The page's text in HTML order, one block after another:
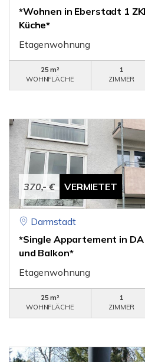
*Wohnen in Eberstadt 1
Küche*
Etagenwohnung
25 m²
WOHNFLÄCHE
1
ZIMMER
370,- € VERMIETET
Darmstadt
*Single Appartement in
und Balkon*
Etagenwohnung
25 m²
WOHNFLÄCHE
1
ZIMMER